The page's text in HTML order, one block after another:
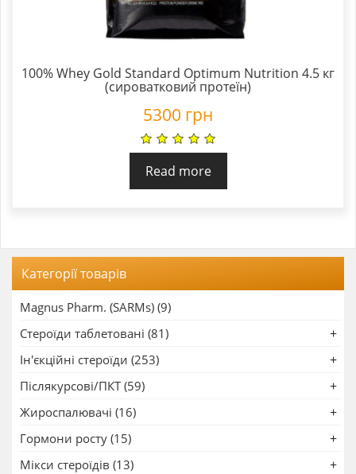
100% Whey Gold Standard Optimum Nutrition 4.5 кг
(сироватковий протеїн)
5300 грн
Read more
Категорії товарів
Magnus Pharm. (SARMs) (9)
Стероїди таблетовані (81)
Ін'єкційні стероїди (253)
Післякурсові/ПКТ (59)
Жироспалювачі (16)
Гормони росту (15)
Мікси стероїдів (13)